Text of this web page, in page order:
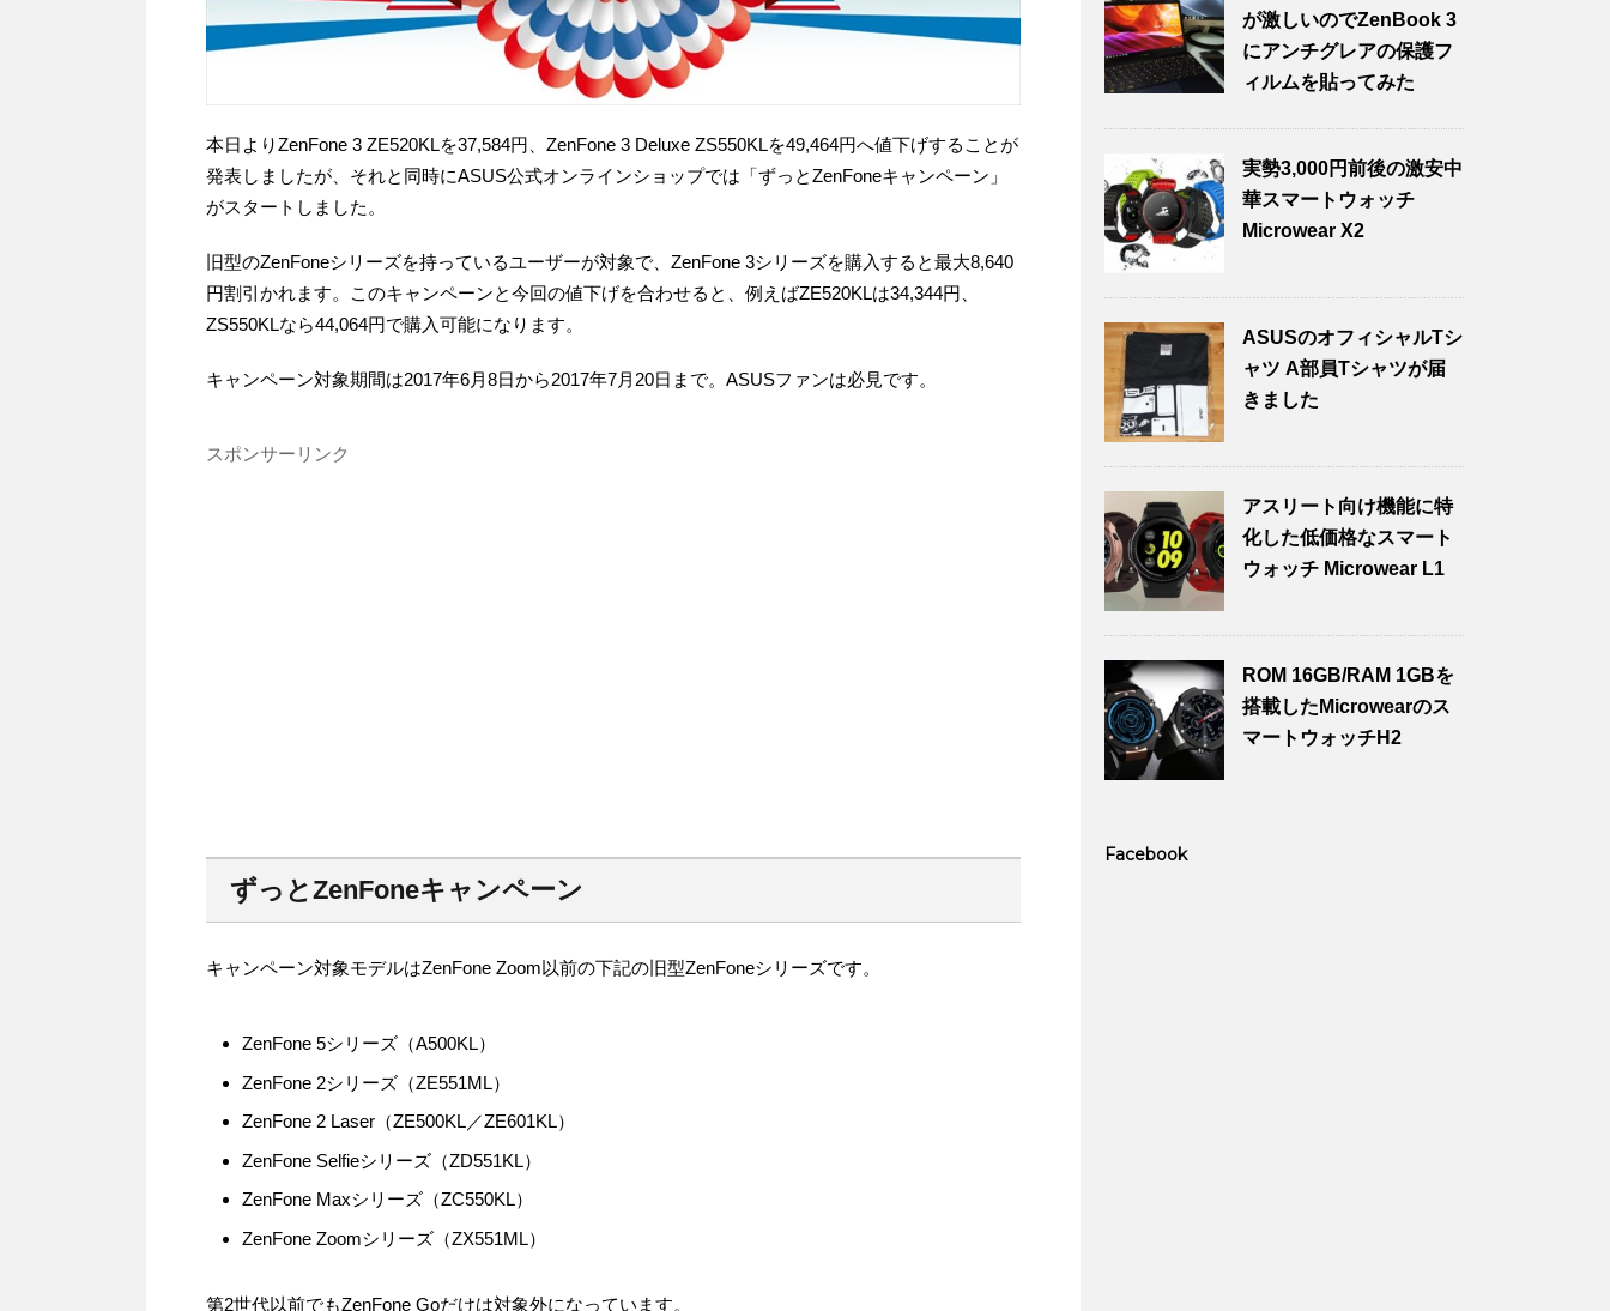
本日よりZenFone 3 ZE520KLを37,584円、ZenFone 3 Deluxe ZS550KLを49,464円へ値下げすることが
発表しましたが、それと同時にASUS公式オンラインショップでは「ずっとZenFoneキャンペーン」
がスタートしました。
旧型のZenFoneシリーズを持っているユーザーが対象で、ZenFone 3シリーズを購入すると最大8,640
円割引かれます。このキャンペーンと今回の値下げを合わせると、例えばZE520KLは34,344円、
ZS550KLなら44,064円で購入可能になります。
キャンペーン対象期間は2017年6月8日から2017年7月20日まで。ASUSファンは必見です。
スポンサーリンク
ずっとZenFoneキャンペーン
キャンペーン対象モデルはZenFone Zoom以前の下記の旧型ZenFoneシリーズです。
ZenFone 5シリーズ（A500KL）
ZenFone 2シリーズ（ZE551ML）
ZenFone 2 Laser（ZE500KL／ZE601KL）
ZenFone Selfieシリーズ（ZD551KL）
ZenFone Maxシリーズ（ZC550KL）
ZenFone Zoomシリーズ（ZX551ML）
第2世代以前でもZenFone Goだけは対象外になっています。
が激しいのでZenBook 3
にアンチグレアの保護フ
ィルムを貼ってみた
実勢3,000円前後の激安中
華スマートウォッチ
Microwear X2
ASUSのオフィシャルTシ
ャツ A部員Tシャツが届
きました
アスリート向け機能に特
化した低価格なスマート
ウォッチ Microwear L1
ROM 16GB/RAM 1GBを
搭載したMicrowearのス
マートウォッチH2
Facebook